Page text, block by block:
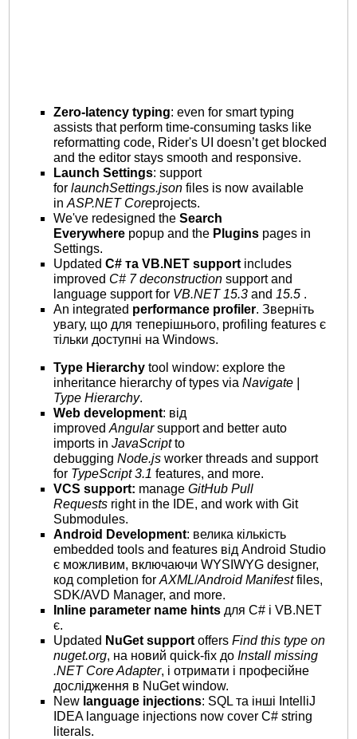
Zero-latency typing: even for smart typing
assists that perform time-consuming tasks like
reformatting code, Rider's UI doesn’t get blocked
and the editor stays smooth and responsive.
Launch Settings: support
forlaunchSettings.json files is now available
inASP.NET Coreprojects.
We've redesigned theSearch
Everywhere popup and the Plugins pages in
Settings.
UpdatedC# та VB.NET support includes
improved C# 7 deconstruction support and
language support for VB.NET 15.3 and 15.5 .
An integrated performance profiler. Зверніть
увагу, що для теперішнього, profiling features є
тільки доступні на Windows.
Type Hierarchy tool window: explore the
inheritance hierarchy of types viaNavigate |
Type Hierarchy.
Web development: від
improvedAngularsupport and better auto
imports inJavaScriptto
debuggingNode.js worker threads and support
for TypeScript 3.1 features, and more.
VCS support: manageGitHub Pull
Requests right in the IDE, and work with Git
Submodules.
Android Development: велика кількість
embedded tools and features від Android Studio
є можливим, включаючи WYSIWYG designer,
код completion forAXML/Android Manifestfiles,
SDK/AVD Manager, and more.
Inline parameter name hints для C# і VB.NET
є.
Updated NuGet support offersFind this type on
nuget.org, на новий quick-fix доInstall missing
.NET Core Adapter, і отримати і професійне
дослідження в NuGet window.
New language injections: SQL та інші IntelliJ
IDEA language injections now cover C# string
literals.